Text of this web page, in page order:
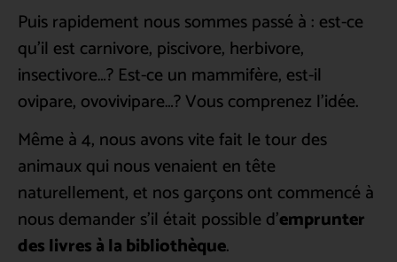
Puis rapidement nous sommes passé à : est-ce
qu’il est carnivore, piscivore, herbivore,
insectivore…? Est-ce un mammifère, est-il
ovipare, ovovivipare…? Vous comprenez l’idée.
Même à 4, nous avons vite fait le tour des
animaux qui nous venaient en tête
naturellement, et nos garçons ont commencé à
nous demander s’il était possible d’emprunter
des livres à la bibliothèque.